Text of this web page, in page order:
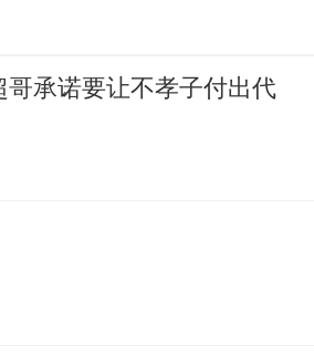
承诺要让不孝子付出代